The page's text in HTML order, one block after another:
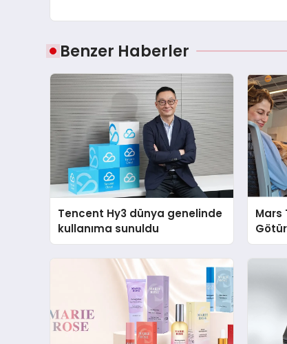
Benzer Haberler
Tencent Hy3 dünya genelinde
kullanıma sunuldu
Mars
Götür